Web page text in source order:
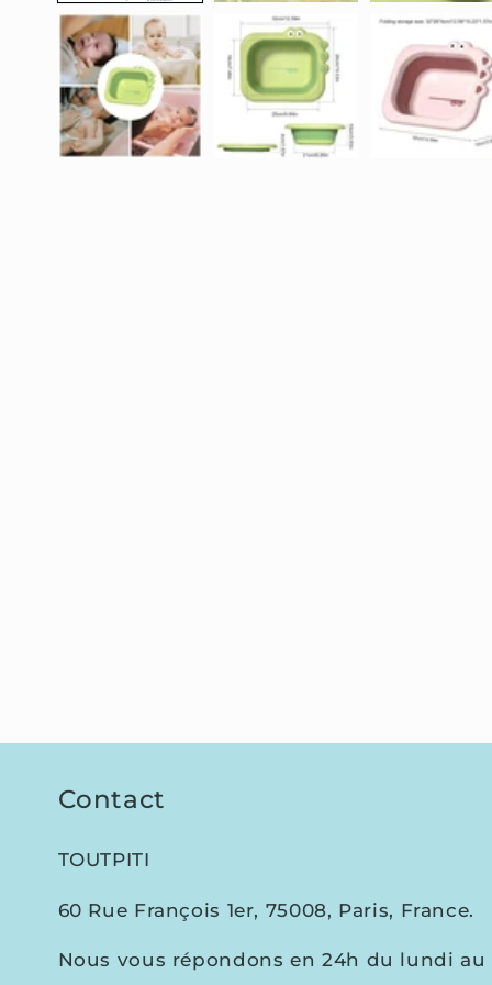
Contact
TOUTPITI
60 Rue François 1er, 75008, Paris, France.
Nous vous répondons en 24h du lundi au